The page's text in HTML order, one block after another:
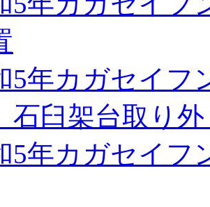
5年カガセイフ
石臼架台取り
5年カガセイフ